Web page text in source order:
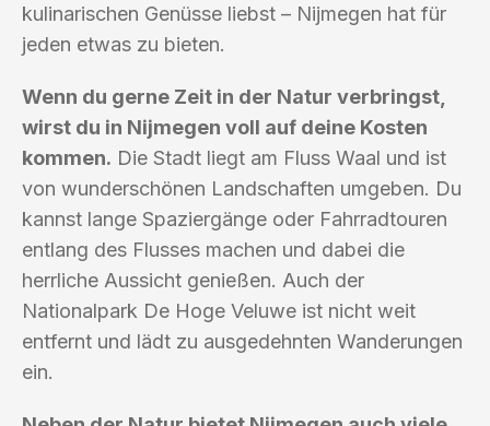
kulinarischen Genüsse liebst – Nijmegen hat für
jeden etwas zu bieten.
Wenn du gerne Zeit in der Natur verbringst,
wirst du in Nijmegen voll auf deine Kosten
kommen. Die Stadt liegt am Fluss Waal und ist
von wunderschönen Landschaften umgeben. Du
kannst lange Spaziergänge oder Fahrradtouren
entlang des Flusses machen und dabei die
herrliche Aussicht genießen. Auch der
Nationalpark De Hoge Veluwe ist nicht weit
entfernt und lädt zu ausgedehnten Wanderungen
ein.